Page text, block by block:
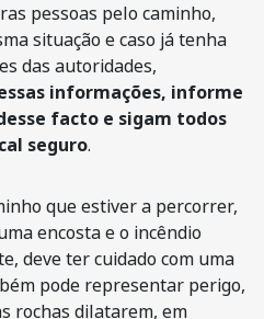
pessoas pelo caminho,
situação e caso já tenha
das autoridades,
informações, informe
facto e sigam todos
seguro.
que estiver a percorrer,
encosta e o incêndio
deve ter cuidado com uma
pode representar perigo,
rochas dilatarem, em